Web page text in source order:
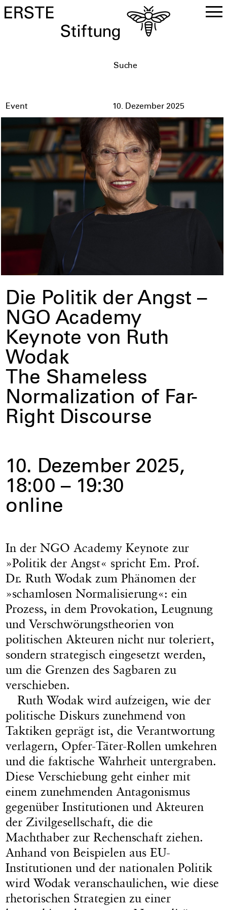
Event 10. Dezember 2025
Die Politik der Angst –
NGO Academy
Keynote von Ruth
Wodak
The Shameless
Normalization of Far-
Right Discourse
10. Dezember 2025,
18:00 – 19:30
online
In der NGO Academy Keynote zur
»Politik der Angst« spricht Em. Prof.
Dr. Ruth Wodak zum Phänomen der
»schamlosen Normalisierung«: ein
Prozess, in dem Provokation, Leugnung
und Verschwörungstheorien von
politischen Akteuren nicht nur toleriert,
sondern strategisch eingesetzt werden,
um die Grenzen des Sagbaren zu
verschieben.
Ruth Wodak wird aufzeigen, wie der
politische Diskurs zunehmend von
Taktiken geprägt ist, die Verantwortung
verlagern, Opfer-Täter-Rollen umkehren
und die faktische Wahrheit untergraben.
Diese Verschiebung geht einher mit
einem zunehmenden Antagonismus
gegenüber Institutionen und Akteuren
der Zivilgesellschaft, die die
Machthaber zur Rechenschaft ziehen.
Anhand von Beispielen aus EU-
Institutionen und der nationalen Politik
wird Wodak veranschaulichen, wie diese
rhetorischen Strategien zu einer